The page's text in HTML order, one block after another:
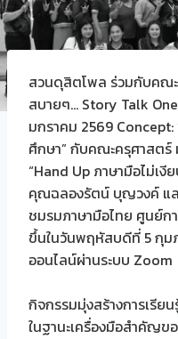
สวนดุสิตโพล ร่วมกับคณ
สบายๆ… Story Talk
มกราคม 2569 Concept:
ศึกษา” กับคณะครุศาสตร์
“Hand Up ภาษามือไม่เ
คุณฉลองรัตน์ บุญวงค์ แ
ชมรมภาษามือไทย ศูนย์
ขึ้นในวันพฤหัสบดีที่ 5 กุม
ออนไลน์ผ่านระบบ Zoom
กิจกรรมมุ่งสร้างการเรีย
ในฐานะเครื่องมือสำคัญข